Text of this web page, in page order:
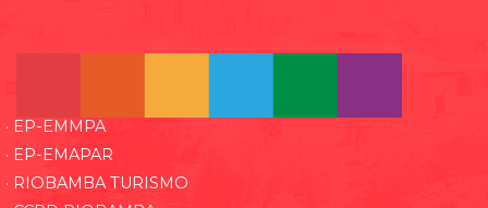
· EP-EMMPA
· EP-EMAPAR
· RIOBAMBA TURISMO